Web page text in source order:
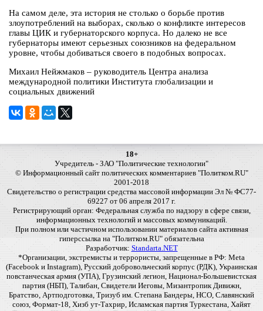
На самом деле, эта история не столько о борьбе против
злоупотреблений на выборах, сколько о конфликте интересов
главы ЦИК и губернаторского корпуса. Но далеко не все
губернаторы имеют серьезных союзников на федеральном
уровне, чтобы добиваться своего в подобных вопросах.
Михаил Нейжмаков – руководитель Центра анализа
международной политики Института глобализации и
социальных движений
18+
Учредитель - ЗАО "Политические технологии"
© Информационный сайт политических комментариев "Политком.RU"
2001-2018
Свидетельство о регистрации средства массовой информации Эл № ФС77-
69227 от 06 апреля 2017 г.
Регистрирующий орган: Федеральная служба по надзору в сфере связи,
информационных технологий и массовых коммуникаций.
При полном или частичном использовании материалов сайта активная
гиперссылка на "Политком.RU" обязательна
Разработчик: Standarta.NET
*Организации, экстремисты и террористы, запрещенные в РФ: Meta
(Facebook и Instagram), Русский добровольческий корпус (РДК), Украинская
повстанческая армия (УПА), Грузинский легион, Национал-Большевистская
партия (НБП), Талибан, Свидетели Иеговы, Мизантропик Дивижн,
Братство, Артподготовка, Тризуб им. Степана Бандеры, НСО, Славянский
союз, Формат-18, Хизб ут-Тахрир, Исламская партия Туркестана, Хайят